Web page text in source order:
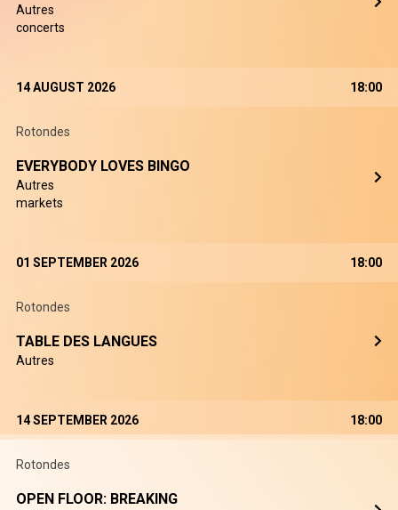
Autres
concerts
14 AUGUST 2026 18:00
Rotondes
EVERYBODY LOVES BINGO
Autres
markets
01 SEPTEMBER 2026 18:00
Rotondes
TABLE DES LANGUES
Autres
14 SEPTEMBER 2026 18:00
Rotondes
OPEN FLOOR: BREAKING